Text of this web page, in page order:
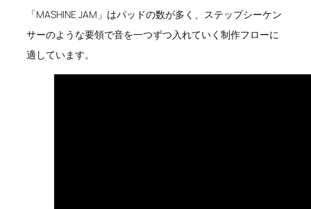
「MASHINE JAM」はパッドの数が多く、ステップシーケン
サーのような要領で音を一つずつ入れていく制作フローに
適しています。